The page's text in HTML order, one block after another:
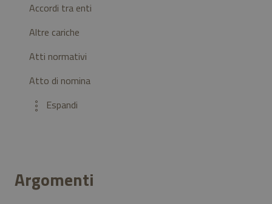
Accordi tra enti
Altre cariche
Atti normativi
Atto di nomina
Argomenti